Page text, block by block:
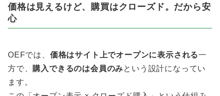
価格は見えるけど、購買はクローズド。だから安
心
OEFでは、 価格はサイト上でオープンに表示される一
方で、 購入できるのは会員のみという設計になってい
ます。